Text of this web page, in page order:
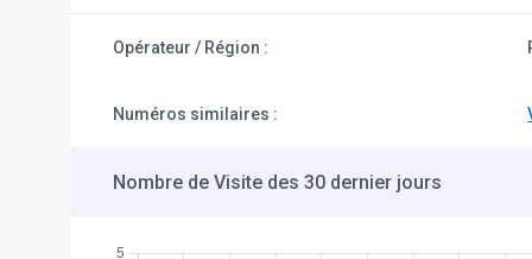
Opérateur / Région :
Numéros similaires :
Nombre de Visite des 30 dernier jours